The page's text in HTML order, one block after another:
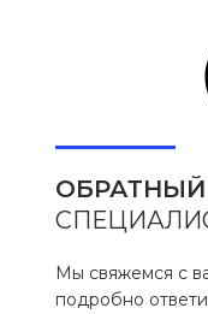
Мы свяжемся с
подробно